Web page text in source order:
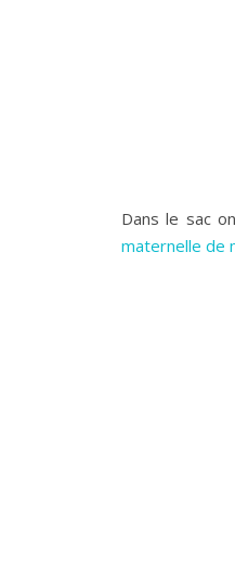
Dans le sac
maternelle de